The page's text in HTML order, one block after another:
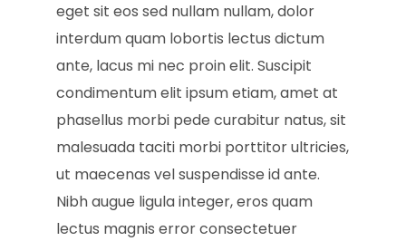
eget sit eos sed nullam nullam, dolor
interdum quam lobortis lectus dictum
ante, lacus mi nec proin elit. Suscipit
condimentum elit ipsum etiam, amet at
phasellus morbi pede curabitur natus, sit
malesuada taciti morbi porttitor ultricies,
ut maecenas vel suspendisse id ante.
Nibh augue ligula integer, eros quam
lectus magnis error consectetuer